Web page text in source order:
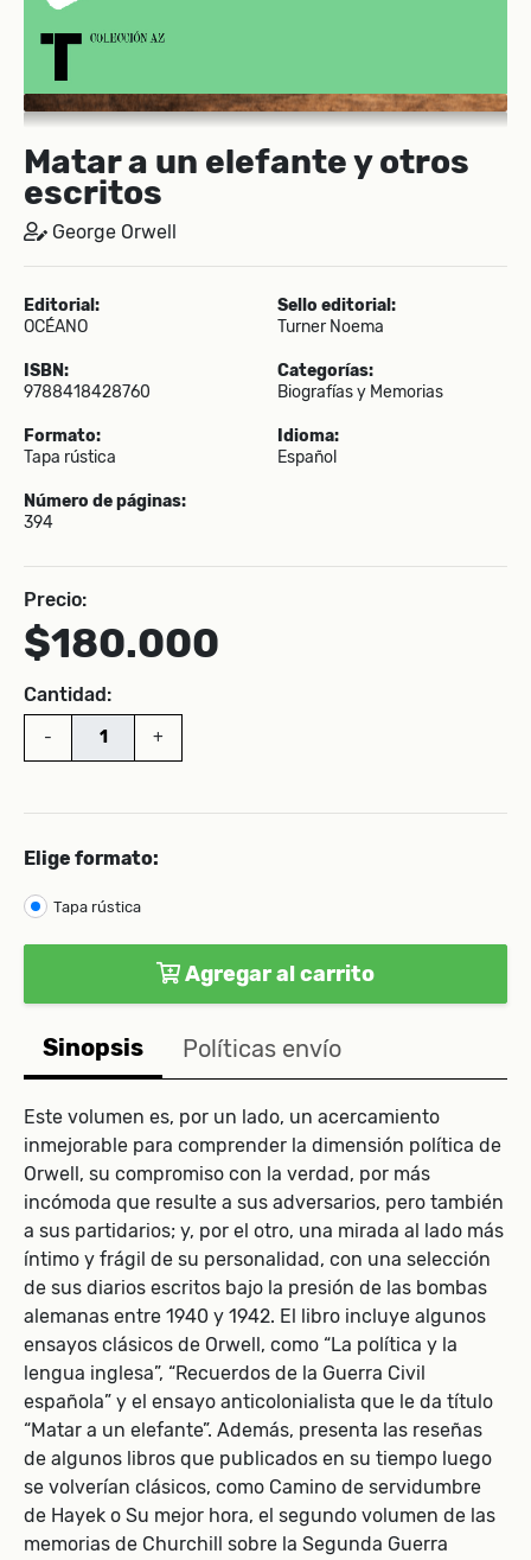
Matar a un elefante y otros
escritos
George Orwell
Editorial:
OCÉANO
Sello editorial:
Turner Noema
ISBN:
9788418428760
Categorías:
Biografías y Memorias
Formato:
Tapa rústica
Idioma:
Español
Número de páginas:
394
Precio:
$180.000
Cantidad:
- +
Elige formato:
Tapa rústica
Agregar al carrito
Sinopsis Políticas envío
Este volumen es, por un lado, un acercamiento
inmejorable para comprender la dimensión política de
Orwell, su compromiso con la verdad, por más
incómoda que resulte a sus adversarios, pero también
a sus partidarios; y, por el otro, una mirada al lado más
íntimo y frágil de su personalidad, con una selección
de sus diarios escritos bajo la presión de las bombas
alemanas entre 1940 y 1942. El libro incluye algunos
ensayos clásicos de Orwell, como “La política y la
lengua inglesa”, “Recuerdos de la Guerra Civil
española” y el ensayo anticolonialista que le da título
“Matar a un elefante”. Además, presenta las reseñas
de algunos libros que publicados en su tiempo luego
se volverían clásicos, como Camino de servidumbre
de Hayek o Su mejor hora, el segundo volumen de las
memorias de Churchill sobre la Segunda Guerra